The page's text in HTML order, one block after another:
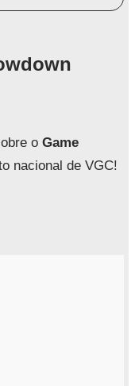
o Game
nacional de VGC!